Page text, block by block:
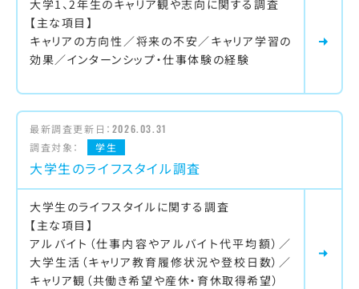
大学1、2年生のキャリア観や志向に関する調査
【主な項目】
キャリアの方向性／将来の不安／キャリア学習の
効果／インターンシップ・仕事体験の経験
最新調査更新日： 2026.03.31
調査対象：
学生
大学生のライフスタイル調査
大学生のライフスタイルに関する調査
【主な項目】
アルバイト（仕事内容やアルバイト代平均額）／
大学生活（キャリア教育履修状況や登校日数）／
キャリア観（共働き希望や産休・育休取得希望）